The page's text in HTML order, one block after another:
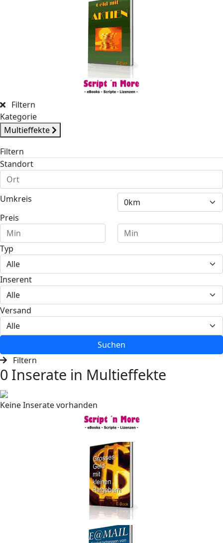
Filtern
Kategorie
Multieffekte
Filtern
Standort
Umkreis
Preis
Typ
Inserent
Versand
Suchen
Filtern
0 Inserate in Multieffekte
Keine Inserate vorhanden